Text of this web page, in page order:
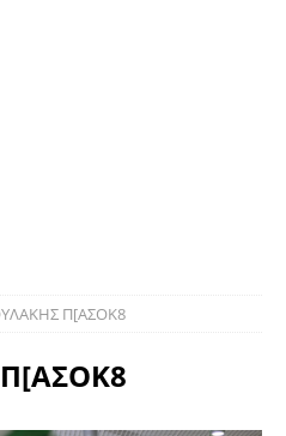
Π[ΑΣΟΚ8